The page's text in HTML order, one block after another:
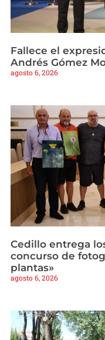
Fallece el
Andrés Gómez
agosto 6, 2026
Cedillo entrega
concurso de
plantas»
agosto 6, 2026